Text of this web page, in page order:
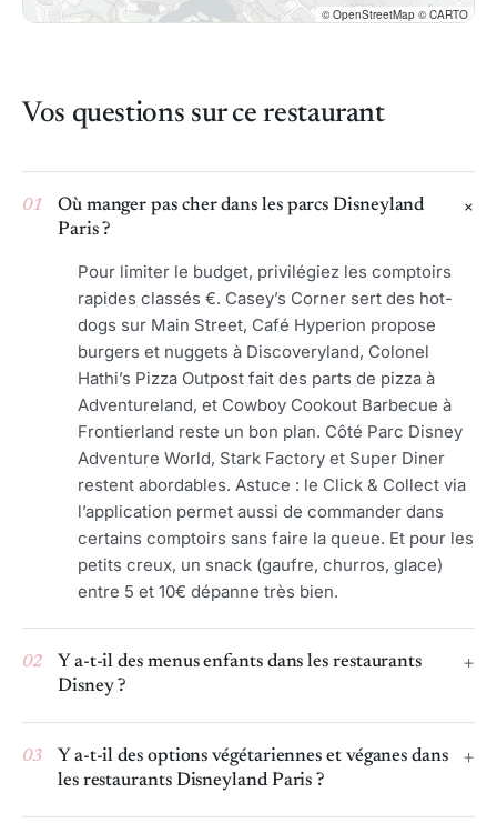
© OpenStreetMap © CARTO
Vos questions sur ce restaurant
01
Où manger pas cher dans les parcs Disneyland
Paris ?
Pour limiter le budget, privilégiez les comptoirs
rapides classés €. Casey’s Corner sert des hot-
dogs sur Main Street, Café Hyperion propose
burgers et nuggets à Discoveryland, Colonel
Hathi’s Pizza Outpost fait des parts de pizza à
Adventureland, et Cowboy Cookout Barbecue à
Frontierland reste un bon plan. Côté Parc Disney
Adventure World, Stark Factory et Super Diner
restent abordables. Astuce : le Click & Collect via
l’application permet aussi de commander dans
certains comptoirs sans faire la queue. Et pour les
petits creux, un snack (gaufre, churros, glace)
entre 5 et 10€ dépanne très bien.
02
Y a-t-il des menus enfants dans les restaurants
Disney ?
03
Y a-t-il des options végétariennes et véganes dans
les restaurants Disneyland Paris ?